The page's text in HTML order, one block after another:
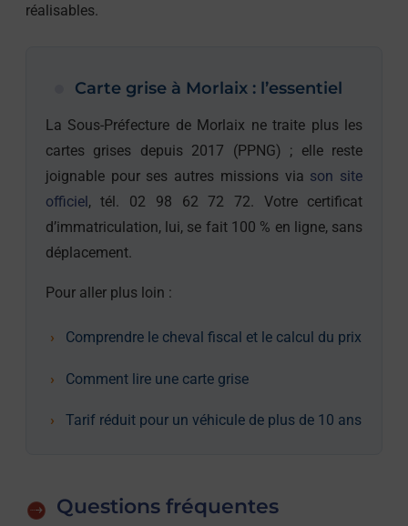
réalisables.
Carte grise à Morlaix : l’essentiel
La Sous-Préfecture de Morlaix ne traite plus les
cartes grises depuis 2017 (PPNG) ; elle reste
joignable pour ses autres missions via son site
officiel , tél. 02 98 62 72 72. Votre certificat
d’immatriculation, lui, se fait 100 % en ligne, sans
déplacement.
Pour aller plus loin :
Comprendre le cheval fiscal et le calcul du prix
Comment lire une carte grise
Tarif réduit pour un véhicule de plus de 10 ans
Questions fréquentes